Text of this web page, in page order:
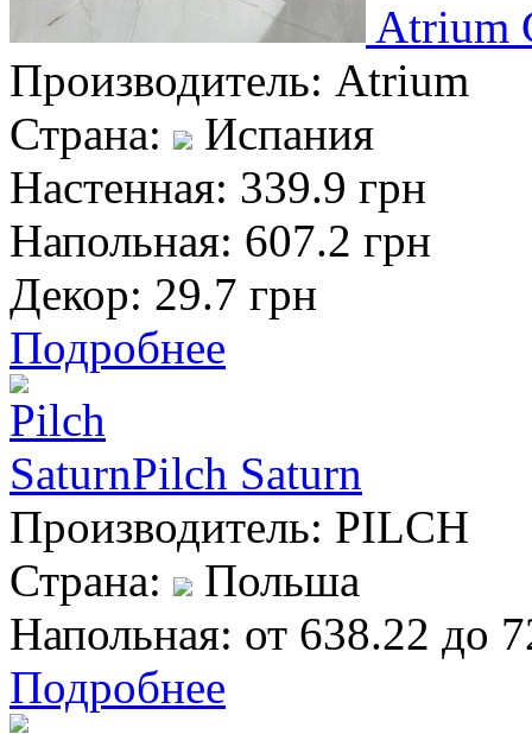
Atrium
Производитель: Atrium
Страна:
Испания
Настенная: 339.9 грн
Напольная: 607.2 грн
Декор: 29.7 грн
Подробнее
Pilch Saturn
Производитель: PILCH
Страна:
Польша
Напольная: от 638.22 до
Подробнее